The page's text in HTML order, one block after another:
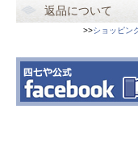
返品について
>>ショッピン